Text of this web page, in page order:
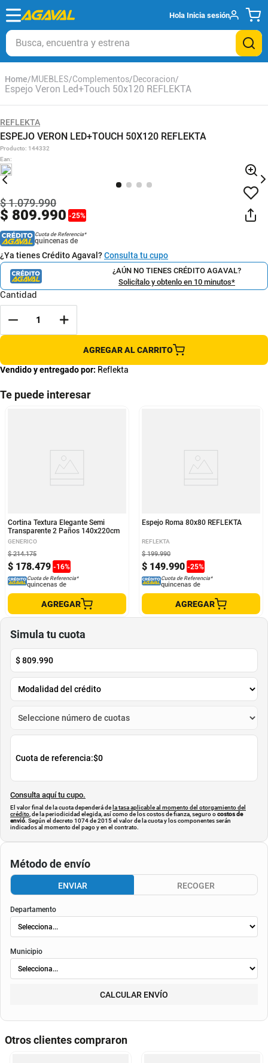
Hola Inicia sesión
Busca, encuentra y estrena
MUEBLES Complementos Decoracion
Espejo Veron Led+Touch 50x120 REFLEKTA
REFLEKTA
ESPEJO VERON LED+TOUCH 50X120 REFLEKTA
Producto: 144332
Ean:
$ 809.990 -25%
$1.079.990
Cuota de Referencia*
quincenas de
¿Ya tienes Crédito Agaval?Consulta tu cupo
¿AÚN NO TIENES CRÉDITO AGAVAL?
Solicítalo y obtenlo en 10 minutos*
Cantidad
AGREGAR AL CARRITO
Vendido y entregado por: Reflekta
Te puede interesar
Cortina Textura Elegante Semi
Transparente 2 Paños 140x220cm
GENERICO
$ 178.479 -16%
$ 214.175
Cuota de Referencia*
quincenas de
AGREGAR
Espejo Roma 80x80 REFLEKTA
REFLEKTA
$ 149.990 -25%
$ 199.990
Cuota de Referencia*
quincenas de
AGREGAR
Simula tu cuota
$809.990
Cuota de referencia:$0
Consulta aquí tu cupo.
El valor final de la cuota dependerá de la tasa aplicable al momento del otorgamiento del
crédito , de la periodicidad elegida, así como de los costos de fianza, seguro ocostos de
envió. Según el decreto 1074 de 2015 el valor de la cuota y los componentes serán
indicados al momento del pago y en el contrato.
Método de envío
ENVIAR RECOGER
Departamento
Municipio
CALCULAR ENVÍO
Otros clientes compraron